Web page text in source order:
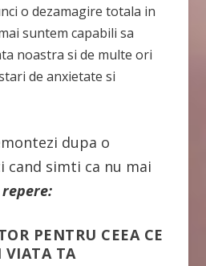
o dezamagire totala in
suntem capabili sa
noastra si de multe ori
de anxietate si
dupa o
cand simti ca nu mai
repere:
PENTRU CEEA CE
VIATA TA